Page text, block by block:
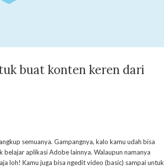
buat konten keren dari
semuanya. Gampangnya, kalo kamu udah bisa
aplikasi Adobe lainnya. Walaupun namanya
loh! Kamu juga bisa ngedit video (basic) sampai untuk